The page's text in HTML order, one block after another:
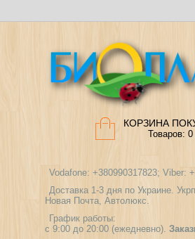
КОРЗИНА
Товаров: 0
Vodafone: +380990317823; Viber:
Доставка 1-3 дня по Украине.
Новая Почта, Автолюкс.
График работы:
с 9:00 до 20:00 (ежедневно).